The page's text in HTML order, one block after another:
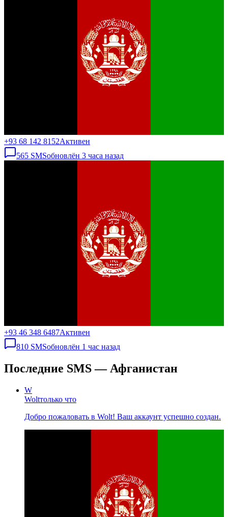
+93 68 142 8152Активен
565 SMSобновлён 3 часа назад
+93 46 348 6487Активен
810 SMSобновлён 1 час назад
Последние SMS — Афганистан
W
Woltтолько что
Добро пожаловать в Wolt! Ваш аккаунт успешно создан.